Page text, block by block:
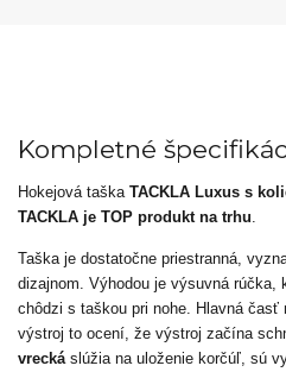
Kompletné
Hokejová taška TACKLA Luxus s
TACKLA je TOP produkt na trhu.
Taška je dostatočne priestranná,
dizajnom. Výhodou je výsuvná rúčka,
chôdzi s taškou pri nohe. Hlavná časť
výstroj to ocení, že výstroj začína
vreckáslúžia na uloženie korčúľ, sú